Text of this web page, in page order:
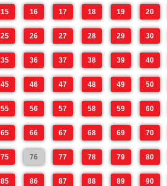
15 16 17 18 19 20
25 26 27 28 29 30
35 36 37 38 39 40
45 46 47 48 49 50
55 56 57 58 59 60
65 66 67 68 69 70
75 76 77 78 79 80
85 86 87 88 89 90